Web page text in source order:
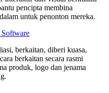
pencipta membina
untuk penonton mereka.
berkaitan, diberi kuasa,
berkaitan secara rasmi
produk, logo dan jenama